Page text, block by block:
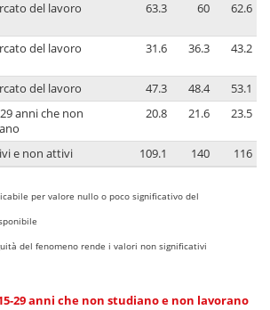
del lavoro
63.3 60 62.6
del lavoro
31.6 36.3 43.2
del lavoro 47.3 48.4
53.1
anni che non
20.8 21.6 23.5
e non attivi 109.1 140 116
per valore nullo o poco significativo del
del fenomeno rende i valori non significativi
29 anni che non studiano e non lavorano